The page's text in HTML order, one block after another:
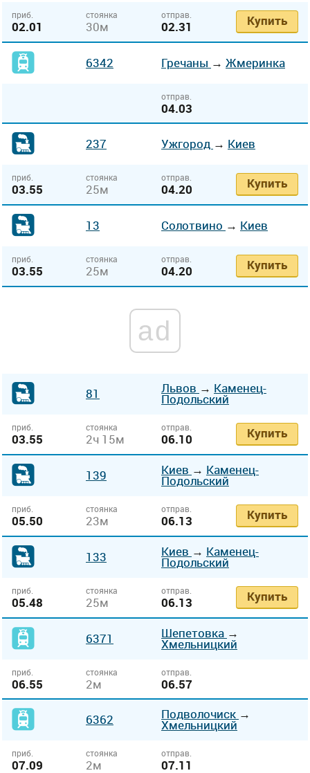
приб.
02.01
стоянка
30м
отправ.
02.31 Купить
6342 Гречаны → Жмеринка
отправ.
04.03
237 Ужгород → Киев
приб.
03.55
стоянка
25м
отправ.
04.20 Купить
13 Солотвино → Киев
приб.
03.55
стоянка
25м
отправ.
04.20 Купить
ad
81 Львов → Каменец-
Подольский
приб.
03.55
стоянка
2ч 15м
отправ.
06.10 Купить
139 Киев → Каменец-
Подольский
приб.
05.50
стоянка
23м
отправ.
06.13 Купить
133 Киев → Каменец-
Подольский
приб.
05.48
стоянка
25м
отправ.
06.13 Купить
6371 Шепетовка →
Хмельницкий
приб.
06.55
стоянка
2м
отправ.
06.57
6362 Подволочиск →
Хмельницкий
приб.
07.09
стоянка
2м
отправ.
07.11